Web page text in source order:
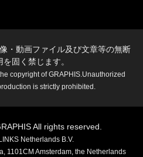
・動画ファイル及び文章等の無断
固く禁じます。
copyright of GRAPHIS.Unauthorized
is strictly prohibited.
All rights reserved.
Netherlands B.V.
1101CM Amsterdam, the Netherlands